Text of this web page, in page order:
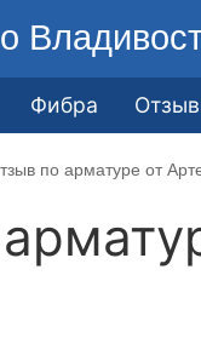
Фибра
по арматуре от